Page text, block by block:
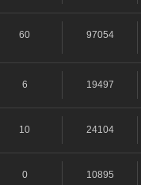
60 97054
6 19497
10 24104
0 10895